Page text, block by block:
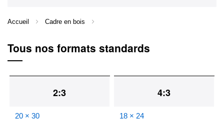
Accueil Cadre en bois
Tous nos formats standards
2:3
20 × 30
4:3
18 × 24